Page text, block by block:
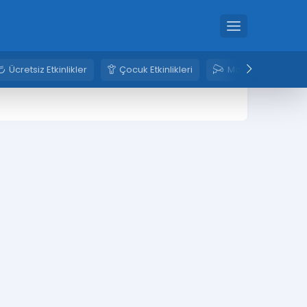
Ücretsiz Etkinlikler Çocuk Etkinlikleri Mobese